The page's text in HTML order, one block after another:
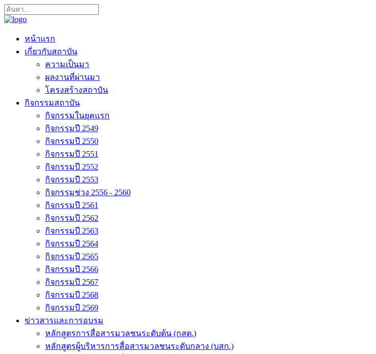
หน้าแรก
เกี่ยวกับสถาบัน
ความเป็นมา
ผลงานที่ผ่านมา
โครงสร้างสถาบัน
กิจกรรมสถาบัน
กิจกรรมในยุคแรก
กิจกรรมปี 2549
กิจกรรมปี 2550
กิจกรรมปี 2551
กิจกรรมปี 2552
กิจกรรมปี 2553
กิจกรรมช่วง 2556 - 2560
กิจกรรมปี 2561
กิจกรรมปี 2562
กิจกรรมปี 2563
กิจกรรมปี 2564
กิจกรรมปี 2565
กิจกรรมปี 2566
กิจกรรมปี 2567
กิจกรรมปี 2568
กิจกรรมปี 2569
ข่าวสารและการอบรม
หลักสูตรการสื่อสารมวลชนระดับต้น (กสต.)
หลักสูตรผู้บริหารการสื่อสารมวลชนระดับกลาง (บสก.)